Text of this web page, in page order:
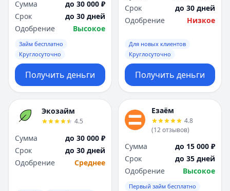
Сумма
до 30 000 ₽
Срок
до 30 дней
Одобрение
Высокое
Займ бесплатно
Круглосуточно
Получить деньги
Срок
до 30 дней
Одобрение
Низкое
Для новых клиентов
Круглосуточно
Получить деньги
Экозайм
4.5
Сумма
до 30 000 ₽
Срок
до 30 дней
Одобрение
Среднее
Езаём
4.8
(12отзывов)
Сумма
до 15 000 ₽
Срок
до 35 дней
Одобрение
Высокое
Первый займ бесплатно